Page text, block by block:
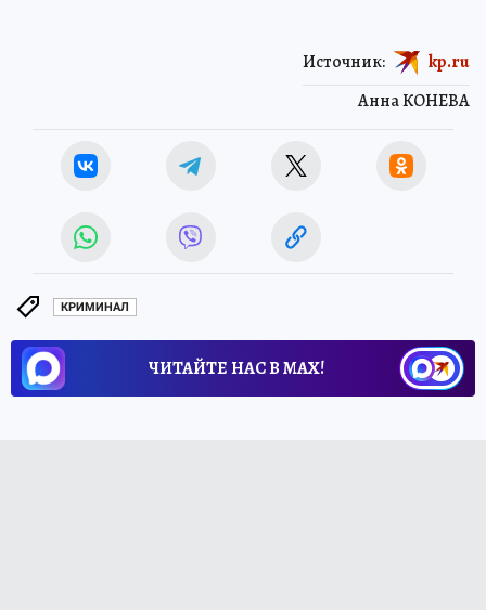
Анна КОНЕВА
Источник: kp.ru
КРИМИНАЛ
ЧИТАЙТЕ НАС В МАХ!